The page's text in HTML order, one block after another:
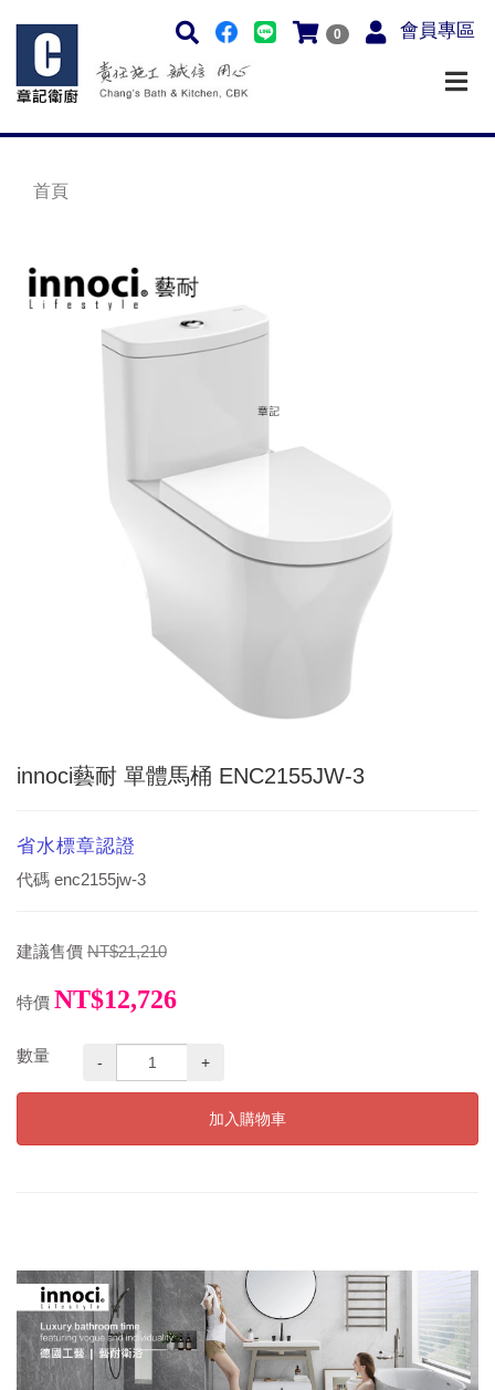
0 會員專區
首頁
innoci藝耐 單體馬桶 ENC2155JW-3
省水標章認證
代碼 enc2155jw-3
建議售價 NT$21,210
特價 NT$12,726
數量 - +
加入購物車